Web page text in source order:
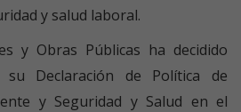
y salud laboral.
y Obras Públicas ha decidido
Declaración de Política de
y Seguridad y Salud en el